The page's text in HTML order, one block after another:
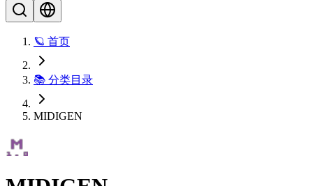
🪐 首页
📚 分类目录
MIDIGEN